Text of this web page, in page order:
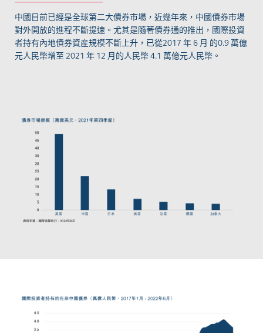
中國目前已經是全球第二大債券市場，近幾年來，中國債券市場
對外開放的進程不斷提速。尤其是隨著債券通的推出，國際投資
者持有內地債券資産規模不斷上升，已從2017 年6 月 的0.9萬億
元人民幣增至2021 年 12 月的人民幣4.1 萬億元人民幣。